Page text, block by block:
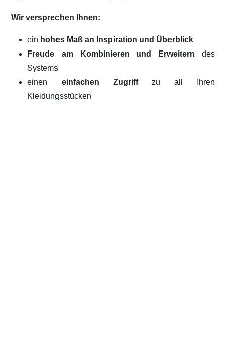
Wir versprechen Ihnen:
ein hohes Maß an Inspiration und Überblick
Freude am Kombinieren und Erweitern des
Systems
einen einfachen Zugriffzu all Ihren
Kleidungsstücken